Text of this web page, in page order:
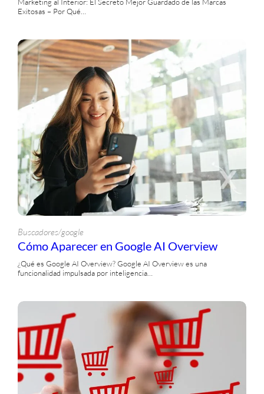
Exitosas – Por Qué…
Buscadores/google
Cómo Aparecer en Google AI Overview
¿Qué es Google AI Overview? Google AI Overview es una
funcionalidad impulsada por inteligencia…